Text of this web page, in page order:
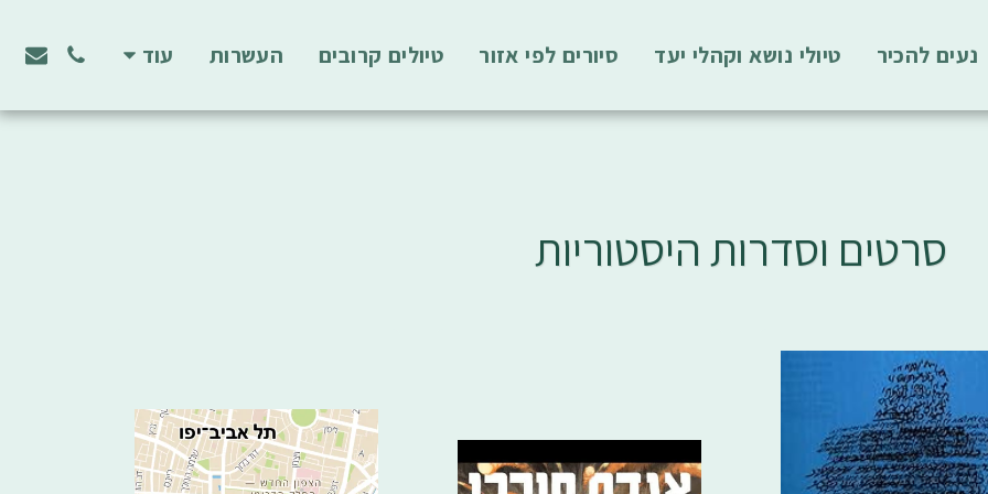
נעים להכיר טיולי נושא וקהלי יעד סיורים לפי אזור טיולים קרובים העשרות עוד
סרטים וסדרות היסטוריות